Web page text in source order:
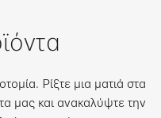
Ρίξτε μια ματιά στα
μας και ανακαλύψτε την